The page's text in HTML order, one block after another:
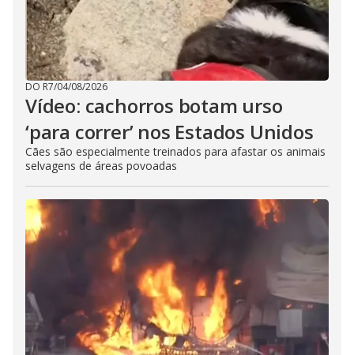
DO R7/04/08/2026
Vídeo: cachorros botam urso
‘para correr’ nos Estados Unidos
Cães são especialmente treinados para afastar os animais
selvagens de áreas povoadas